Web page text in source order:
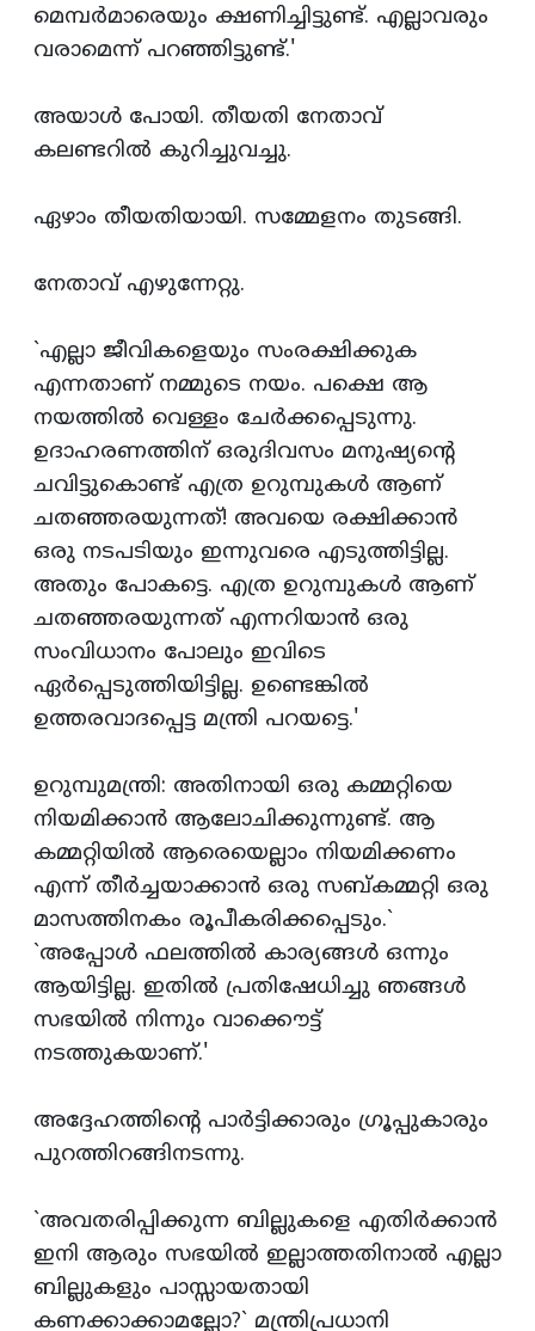
മെമ്പര്‍മാരെയും ക്ഷണിച്ചിട്ടുണ്ട്‌. എല്ലാവരും
വരാമെന്ന്‌ പറഞ്ഞിട്ടുണ്ട്‌.'
അയാള്‍ പോയി. തീയതി നേതാവ്‌
കലണ്ടറില്‍ കുറിച്ചുവച്ചു.
ഏഴാം തീയതിയായി. സമ്മേളനം തുടങ്ങി.
നേതാവ്‌ എഴുന്നേറ്റു.
`എല്ലാ ജീവികളെയും സംരക്ഷിക്കുക
എന്നതാണ്‌ നമ്മുടെ നയം. പക്ഷെ ആ
നയത്തില്‍ വെള്ളം ചേര്‍ക്കപ്പെടുന്നു.
ഉദാഹരണത്തിന്‌ ഒരുദിവസം മനുഷ്യന്റെ
ചവിട്ടുകൊണ്ട്‌ എത്ര ഉറുമ്പുകള്‍ ആണ്‌
ചതഞ്ഞരയുന്നത്‌! അവയെ രക്ഷിക്കാന്‍
ഒരു നടപടിയും ഇന്നുവരെ എടുത്തിട്ടില്ല.
അതും പോകട്ടെ. എത്ര ഉറുമ്പുകള്‍ ആണ്‌
ചതഞ്ഞരയുന്നത്‌ എന്നറിയാന്‍ ഒരു
സംവിധാനം പോലും ഇവിടെ
ഏര്‍പ്പെടുത്തിയിട്ടില്ല. ഉണ്ടെങ്കില്‍
ഉത്തരവാദപ്പെട്ട മന്ത്രി പറയട്ടെ.'
ഉറുമ്പുമന്ത്രി: അതിനായി ഒരു കമ്മറ്റിയെ
നിയമിക്കാന്‍ ആലോചിക്കുന്നുണ്ട്‌. ആ
കമ്മറ്റിയില്‍ ആരെയെല്ലാം നിയമിക്കണം
എന്ന്‌ തീര്‍ച്ചയാക്കാന്‍ ഒരു സബ്‌കമ്മറ്റി ഒരു
മാസത്തിനകം രൂപീകരിക്കപ്പെടും.`
`അപ്പോള്‍ ഫലത്തില്‍ കാര്യങ്ങള്‍ ഒന്നും
ആയിട്ടില്ല. ഇതില്‍ പ്രതിഷേധിച്ചു ഞങ്ങള്‍
സഭയില്‍ നിന്നും വാക്കൌട്ട്‌
നടത്തുകയാണ്‌.'
അദ്ദേഹത്തിന്‍റെ പാര്‍ട്ടിക്കാരും ഗ്രൂപ്പുകാരും
പുറത്തിറങ്ങിനടന്നു.
`അവതരിപ്പിക്കുന്ന ബില്ലുകളെ എതിര്‍ക്കാന്‍
ഇനി ആരും സഭയില്‍ ഇല്ലാത്തതിനാല്‍ എല്ലാ
ബില്ലുകളും പാസ്സായതായി
കണക്കാക്കാമല്ലോ?` മന്ത്രിപ്രധാനി